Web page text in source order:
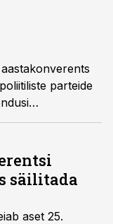
parteide
probleemidele.
kuid
tegelema
säilitada
aset 25.